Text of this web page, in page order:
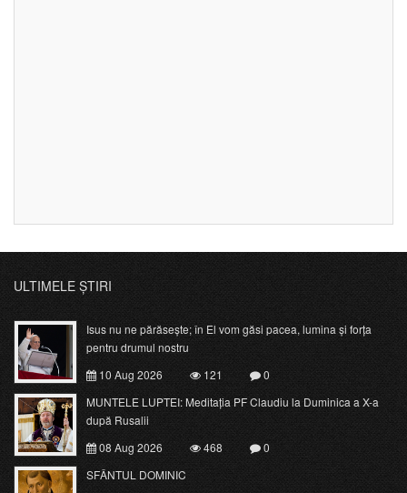
ULTIMELE ȘTIRI
Isus nu ne părăsește; în El vom găsi pacea, lumina și forța
pentru drumul nostru
10 Aug 2026
121
0
MUNTELE LUPTEI: Meditația PF Claudiu la Duminica a X-a
după Rusalii
08 Aug 2026
468
0
SFÂNTUL DOMINIC